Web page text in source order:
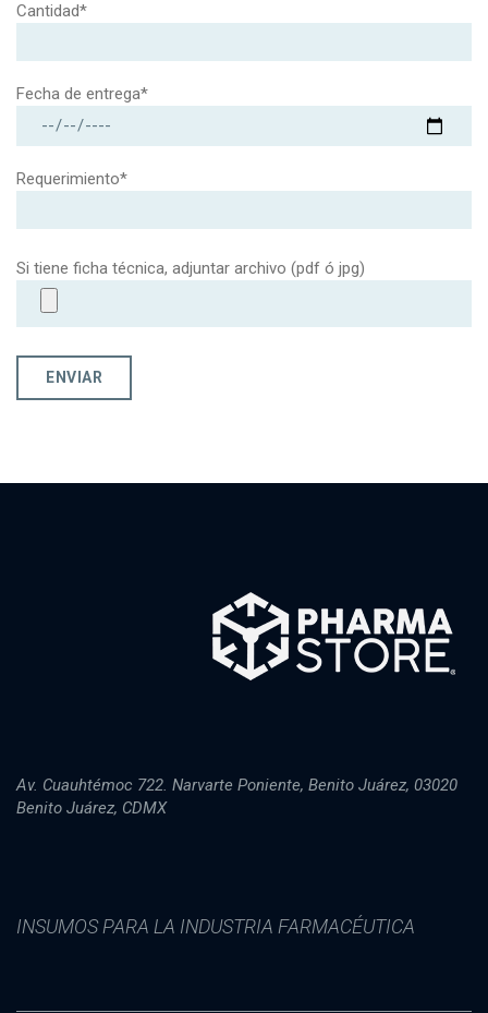
Cantidad*
Fecha de entrega*
Requerimiento*
Si tiene ficha técnica, adjuntar archivo (pdf ó jpg)
Av. Cuauhtémoc 722. Narvarte Poniente, Benito Juárez, 03020
Benito Juárez, CDMX
INSUMOS PARA LA INDUSTRIA FARMACÉUTICA